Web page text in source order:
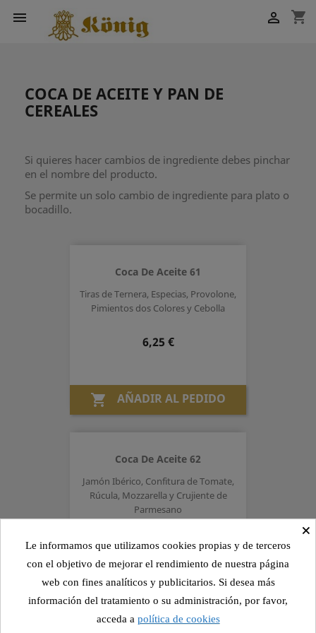
 shopping_cart

COCA DE ACEITE Y PAN DE
CEREALES
Si quieres hacer cambios de ingrediente debes pinchar
en el nombre del producto.
Se permite un solo cambio de ingrediente para plato o
bocadillo.
Coca De Aceite 61
Tiras de Ternera, Especias, Provolone,
Pimientos dos Colores y Cebolla
Precio
6,25 €
 AÑADIR AL PEDIDO
Coca De Aceite 62
Jamón Ibérico, Confitura de Tomate,
Rúcula, Mozzarella y Crujiente de
Parmesano
 AÑADIR AL PEDIDO
×
Le informamos que utilizamos cookies propias y de terceros
con el objetivo de mejorar el rendimiento de nuestra página
web con fines analíticos y publicitarios. Si desea más
información del tratamiento o su administración, por favor,
acceda a política de cookies